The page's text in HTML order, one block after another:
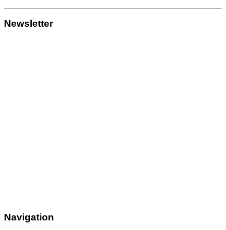
Newsletter
Navigation